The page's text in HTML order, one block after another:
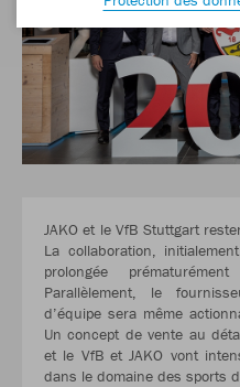
JAKO et le VfB Stuttgart
La collaboration,
prolongée
Parallèlement, le
d’équipe sera même
Un concept de vente au
et le VfB et JAKO vont
dans le domaine des sports